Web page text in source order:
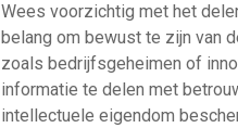
Wees voorzichtig met het
belang om bewust te zijn van
zoals bedrijfsgeheimen of
informatie te delen met
intellectuele eigendom